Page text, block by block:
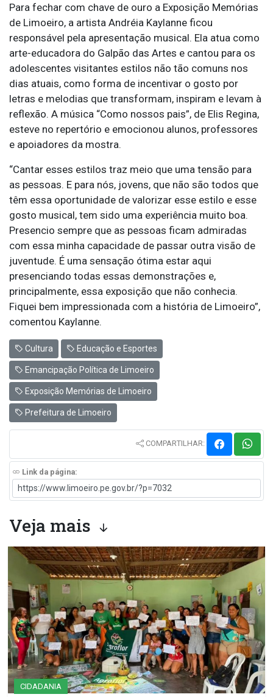
Para fechar com chave de ouro a Exposição Memórias
de Limoeiro, a artista Andréia Kaylanne ficou
responsável pela apresentação musical. Ela atua como
arte-educadora do Galpão das Artes e cantou para os
adolescentes visitantes estilos não tão comuns nos
dias atuais, como forma de incentivar o gosto por
letras e melodias que transformam, inspiram e levam à
reflexão. A música “Como nossos pais”, de Elis Regina,
esteve no repertório e emocionou alunos, professores
e apoiadores da mostra.
“Cantar esses estilos traz meio que uma tensão para
as pessoas. E para nós, jovens, que não são todos que
têm essa oportunidade de valorizar esse estilo e esse
gosto musical, tem sido uma experiência muito boa.
Presencio sempre que as pessoas ficam admiradas
com essa minha capacidade de passar outra visão de
juventude. É uma sensação ótima estar aqui
presenciando todas essas demonstrações e,
principalmente, essa exposição que não conhecia.
Fiquei bem impressionada com a história de Limoeiro”,
comentou Kaylanne.
Cultura Educação e Esportes
Emancipação Política de Limoeiro
Exposição Memórias de Limoeiro
Prefeitura de Limoeiro
COMPARTILHAR:
Link da página:
Veja mais
CIDADANIA